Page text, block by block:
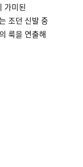
가미된
조던 신발 중
룩을 연출해